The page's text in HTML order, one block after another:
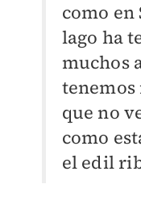
como en
lago ha
muchos
tenemos
que no
como
el edil